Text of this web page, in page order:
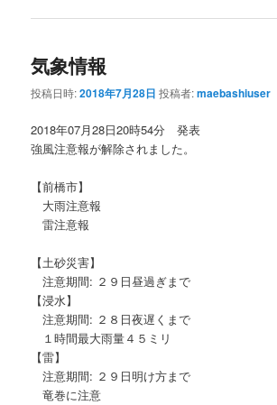
気象情報
投稿日時:2018年7月28日 投稿者:maebashiuser
2018年07月28日20時54分 発表
強風注意報が解除されました。
【前橋市】
大雨注意報
雷注意報
【土砂災害】
注意期間: ２９日昼過ぎまで
【浸水】
注意期間: ２８日夜遅くまで
１時間最大雨量４５ミリ
【雷】
注意期間: ２９日明け方まで
竜巻に注意